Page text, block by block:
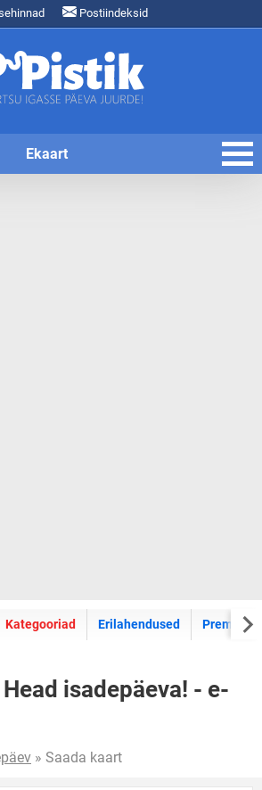
Postiindeksid
Ekaart
E-kaartide
Kategooriad Erilahendused Premium
isadepäeva! - e-
» Saada kaart